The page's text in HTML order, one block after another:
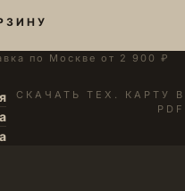
по Москве от 2 900 ₽
СКАЧАТЬ ТЕХ. КАРТУ В
PDF